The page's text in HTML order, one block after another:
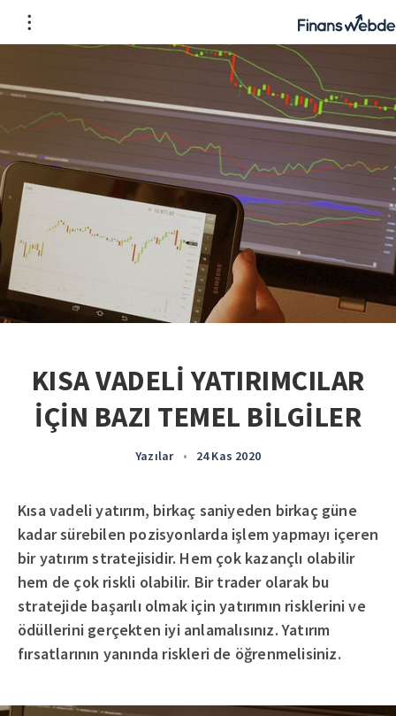
KISA VADELİ YATIRIMCILAR
İÇİN BAZI TEMEL BİLGİLER
Yazılar • 24 Kas 2020
Kısa vadeli yatırım, birkaç saniyeden birkaç güne
kadar sürebilen pozisyonlarda işlem yapmayı içeren
bir yatırım stratejisidir. Hem çok kazançlı olabilir
hem de çok riskli olabilir. Bir trader olarak bu
stratejide başarılı olmak için yatırımın risklerini ve
ödüllerini gerçekten iyi anlamalısınız. Yatırım
fırsatlarının yanında riskleri de öğrenmelisiniz.